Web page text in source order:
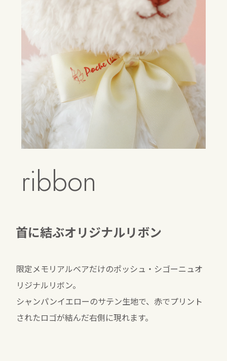
ribbon
首に結ぶオリジナルリボン
限定メモリアルベアだけのポッシュ・シゴーニュオ
リジナルリボン。
シャンパンイエローのサテン生地で、赤でプリント
されたロゴが結んだ右側に現れます。